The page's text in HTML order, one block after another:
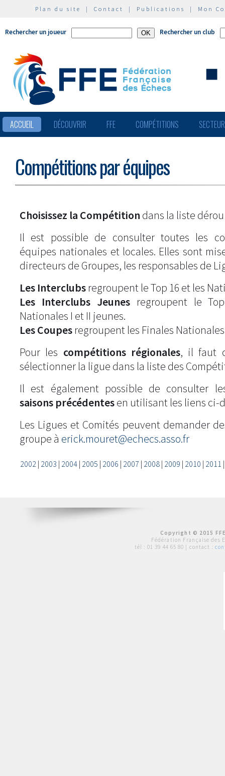
Plan du site | Contact | Publications | Mon
Rechercher un joueur Rechercher un club
ACCUEIL DÉCOUVRIR FFE COMPÉTITIONS
Compétitions par équipes
Choisissez la Compétition dans la liste
Il est possible de consulter toutes les
équipes nationales et locales. Elles sont
directeurs de Groupes, les responsables de
Les Interclubs regroupent le Top 16 et les
Les Interclubs Jeunesregroupent le
Nationales I et II jeunes.
Les Coupes regroupent les Finales
Pour les compétitions régionales, il faut
sélectionner la ligue dans la liste des
Il est également possible de consulter
saisons précédentesen utilisant les liens ci-
Les Ligues et Comités peuvent demander
groupe à erick.mouret@echecs.asso.fr
2002| 2003 | 2004| 2005 | 2006 | 2007 | 2008| 2009 | 2010 | 2011
Copyright © 2015
Fédération Française des
tél : 01 39 44 65 80 | contact :